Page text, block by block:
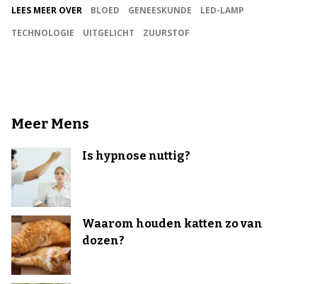
LEES MEER OVER BLOED GENEESKUNDE
LED-LAMP
TECHNOLOGIE
UITGELICHT ZUURSTOF
Meer Mens
Is hypnose nuttig?
Waarom houden katten zo van
dozen?